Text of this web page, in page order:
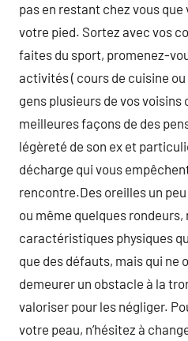
pas en restant chez vous
votre pied. Sortez avec vos
faites du sport, promenez-
activités ( cours de cuisine
gens plusieurs de vos voisins
meilleures façons de des
légèreté de son ex et
décharge qui vous
rencontre.Des oreilles un
ou même quelques
caractéristiques physiques
que des défauts, mais qui ne
demeurer un obstacle à la
valoriser pour les négliger.
votre peau, n’hésitez à